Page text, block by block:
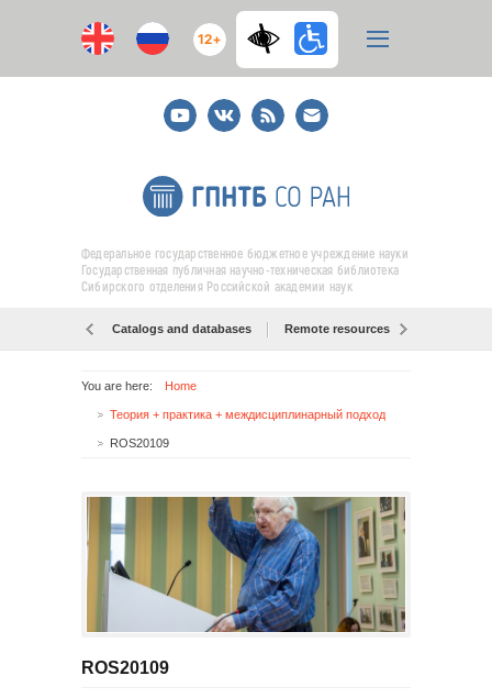
12+
YoutubeВКонтакте
RSS
E-
mail
подписка
Федеральное государственное бюджетное учреждение науки
Государственная публичная научно-техническая библиотека
Сибирского отделения Российской академии наук
Catalogs and databases Remote resources
You are here: Home
Теория + практика + междисциплинарный подход
ROS20109
ROS20109